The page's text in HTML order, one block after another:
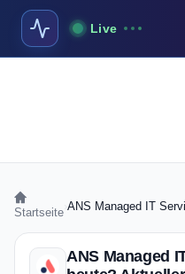
Live
Startseite ANS Managed IT
ANS Managed